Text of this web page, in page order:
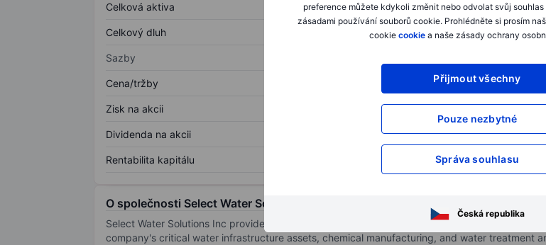
preference můžete kdykoli změnit nebo odvolat svůj
zásadami používání souborů cookie. Prohlédněte si prosím
cookie cookie a naše zásady ochrany
Přijmout všechny
Pouze nezbytné
Správa souhlasu
Česká republika
Celková aktiva XXXXXXX
Celkový dluh XXXXXXX
Sazby
Cena/tržby XXXXXXX
Zisk na akcii XXXXXXX
Dividenda na akcii XXXXXXX
Rentabilita kapitálu XXXXXXX
Otevřete si účeta
O společnosti Select Water Solutions Inc.
Select Water Solutions Inc provides sustainable water-management solutions to the energy
company's critical water infrastructure assets, chemical manufacturing, and water treatment